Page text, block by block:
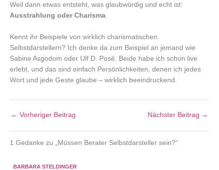
Weil dann etwas entsteht, was glaubwürdig und echt ist:
Ausstrahlung oder Charisma.
Kennt ihr Beispiele von wirklich charismatischen
Selbstdarstellern? Ich denke da zum Beispiel an jemand wie
Sabine Asgodom oder Ulf D. Posé. Beide habe ich schon live
erlebt, und das sind einfach Persönlichkeiten, denen ich jedes
Wort und jede Geste glaube – wirklich beeindruckend.
← Vorheriger Beitrag Nächster Beitrag →
1 Gedanke zu „Müssen Berater Selbstdarsteller sein?“
BARBARA STELDINGER